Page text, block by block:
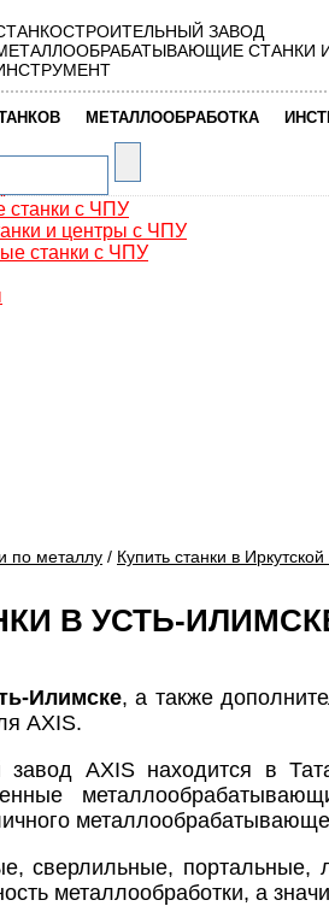
центры
станки
манипуляторы
станки с ЧПУ
и центры с ЧПУ
станки с ЧПУ
ЗАВОД
СТАНКИ
МЕТАЛЛООБРАБОТКА
по металлу / Купить станки в
В УСТЬ-
Илимске, а также
AXIS.
завод AXIS находится в
сверлильные, портальные,
металлообработки, а